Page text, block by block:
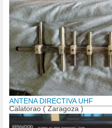
ANTENA DIRECTIVA UHF
Calatorao ( Zaragoza )